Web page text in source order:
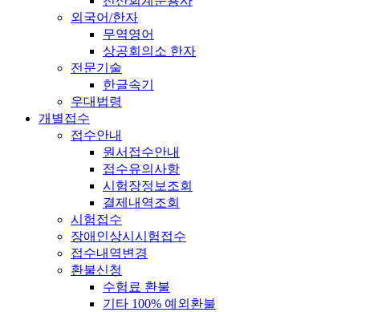
외국어/한자
무역영어
상공회의소 한자
전문기술
한글속기
우대법령
개별접수
접수안내
원서접수안내
접수유의사항
시험장정보조회
결제내역조회
시험접수
장애인상시시험접수
접수내역변경
환불신청
수험료 환불
기타 100% 예외환불